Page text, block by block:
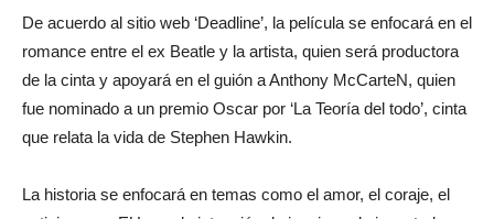
De acuerdo al sitio web ‘Deadline’, la película se enfocará en el
romance entre el ex Beatle y la artista, quien será productora
de la cinta y apoyará en el guión a Anthony McCarteN, quien
fue nominado a un premio Oscar por ‘La Teoría del todo’, cinta
que relata la vida de Stephen Hawkin.
La historia se enfocará en temas como el amor, el coraje, el